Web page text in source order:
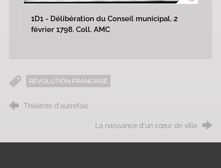
1D1 - Délibération du Conseil municipal, 2
février 1798. Coll. AMC
RÉVOLUTION FRANCAISE
Théâtres d'autrefois
La naissance d'un cœur de ville